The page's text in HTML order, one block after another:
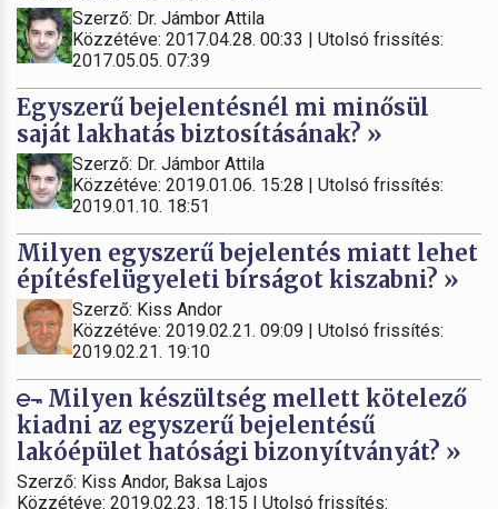
Szerző: Dr. Jámbor Attila
Közzétéve: 2017.04.28. 00:33 | Utolsó frissítés:
2017.05.05. 07:39
Egyszerű bejelentésnél mi minősül
saját lakhatás biztosításának? »
Szerző: Dr. Jámbor Attila
Közzétéve: 2019.01.06. 15:28 | Utolsó frissítés:
2019.01.10. 18:51
Milyen egyszerű bejelentés miatt lehet
építésfelügyeleti bírságot kiszabni? »
Szerző: Kiss Andor
Közzétéve: 2019.02.21. 09:09 | Utolsó frissítés:
2019.02.21. 19:10
Milyen készültség mellett kötelező
kiadni az egyszerű bejelentésű
lakóépület hatósági bizonyítványát? »
Szerző: Kiss Andor, Baksa Lajos
Közzétéve: 2019.02.23. 18:15 | Utolsó frissítés: